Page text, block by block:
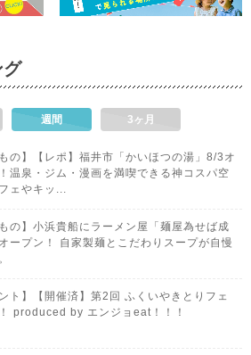
グ
週間 3ヶ月
もの】【レポ】福井市「かいほつの湯」8/3オ
温泉・ジム・漫画を満喫できる神コスパ空
ェやキッ...
もの】小浜貴船にラーメン屋「麺屋為せば成
ープン！ 自家製麺とこだわりスープが自慢
ント】【開催済】第2回 ふくいやきとりフェ
produced by エンジョeat！！！